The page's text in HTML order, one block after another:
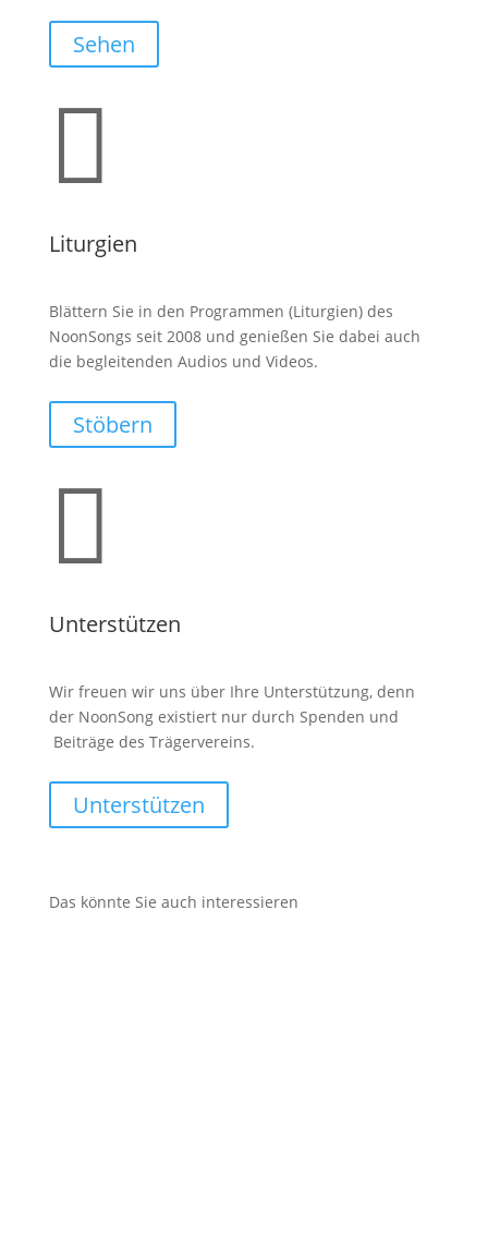
Sehen

Liturgien
Blättern Sie in den Programmen (Liturgien) des
NoonSongs seit 2008 und genießen Sie dabei auch
die begleitenden Audios und Videos.
Stöbern

Unterstützen
Wir freuen wir uns über Ihre Unterstützung, denn
der NoonSong existiert nur durch Spenden und
Beiträge des Trägervereins.
Unterstützen
Das könnte Sie auch interessieren